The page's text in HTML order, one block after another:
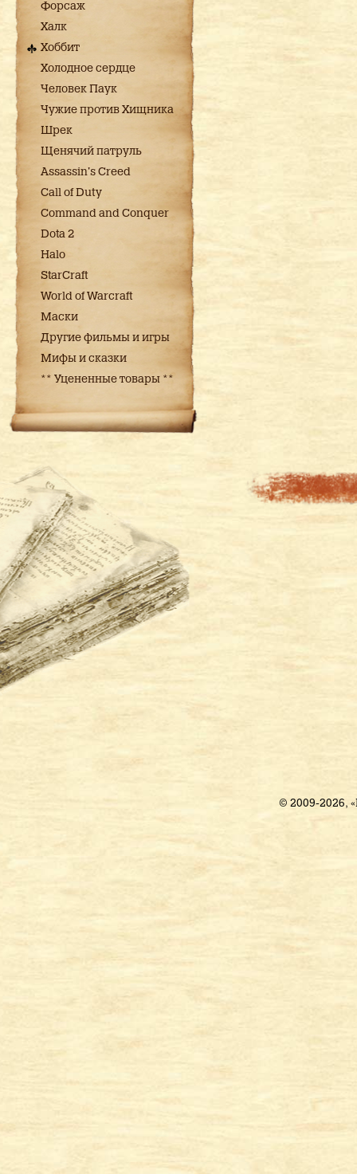
Форсаж
Халк
Хоббит
Холодное сердце
Человек Паук
Чужие против Хищника
Шрек
Щенячий патруль
Assassin's Creed
Call of Duty
Command and Conquer
Dota 2
Halo
StarCraft
World of Warcraft
Маски
Другие фильмы и игры
Мифы и сказки
** Уцененные товары **
© 2009-2026,